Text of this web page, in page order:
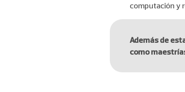
computación y
Además de
como